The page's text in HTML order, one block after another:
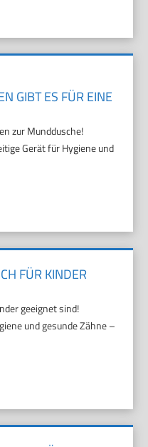
GIBT ES FÜR EINE
zur Munddusche!
Gerät für Hygiene und
FÜR KINDER
geeignet sind!
und gesunde Zähne –